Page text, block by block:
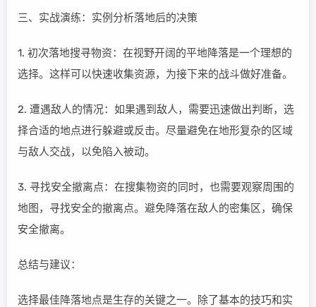
三、实战演练：实例分析落地后的决策
1. 初次落地搜寻物资：在视野开阔的平地降落是一个理想的
选择。这样可以快速收集资源，为接下来的战斗做好准备。
2. 遭遇敌人的情况：如果遇到敌人，需要迅速做出判断，选
择合适的地点进行躲避或反击。尽量避免在地形复杂的区域
与敌人交战，以免陷入被动。
3. 寻找安全撤离点：在搜集物资的同时，也需要观察周围的
地图，寻找安全的撤离点。避免降落在敌人的密集区，确保
安全撤离。
总结与建议：
选择最佳降落地点是生存的关键之一。除了基本的技巧和实